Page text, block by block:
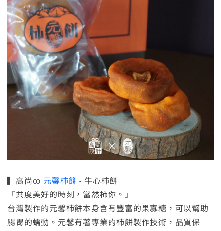
▍高尚∞ 元馨柿餅 - 牛心柿餅
「共度美好的時刻，當然柿你。」
台灣製作的元馨柿餅本身含有豐富的果寡糖，可以幫助
腸胃的蠕動。元馨有著專業的柿餅製作技術，品質保